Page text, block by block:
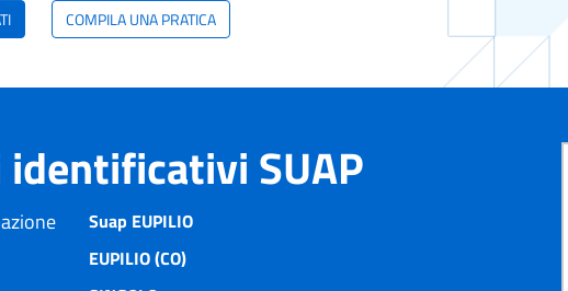
COMPILA UNA PRATICA
identificativi SUAP
Suap EUPILIO
EUPILIO (CO)